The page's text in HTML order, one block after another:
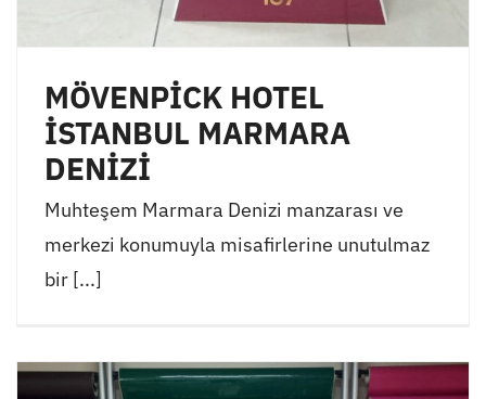
MÖVENPİCK HOTEL
İSTANBUL MARMARA
DENİZİ
Muhteşem Marmara Denizi manzarası ve
merkezi konumuyla misafirlerine unutulmaz
bir [...]